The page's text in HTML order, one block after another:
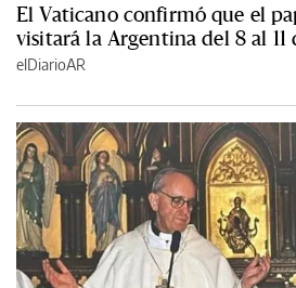
El Vaticano confirmó que el
visitará la Argentina del 8 al
elDiarioAR